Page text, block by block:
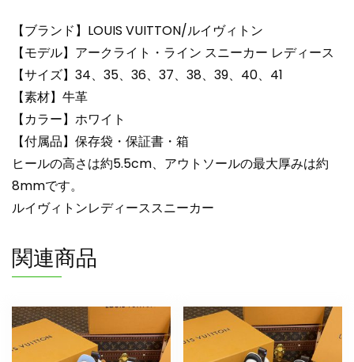
lv303337
ホ
ワ
イ
ト
品
ス
ニ
カ
レ
デ
ー
ス
人
【ブランド】LOUIS VUITTON/ルイヴィトン
【モデル】アークライト・ライン スニーカー レディース
【サイズ】34、35、36、37、38、39、40、41
【素材】牛革
【カラー】ホワイト
【付属品】保存袋・保証書・箱
ヒールの高さは約5.5cm、アウトソールの最大厚みは約
8mmです。
ルイヴィトンレディーススニーカー
関連商品